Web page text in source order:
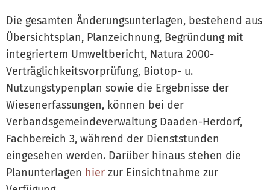
Die gesamten Änderungsunterlagen, bestehend aus
Übersichtsplan, Planzeichnung, Begründung mit
integriertem Umweltbericht, Natura 2000-
Verträglichkeitsvorprüfung, Biotop- u.
Nutzungstypenplan sowie die Ergebnisse der
Wiesenerfassungen, können bei der
Verbandsgemeindeverwaltung Daaden-Herdorf,
Fachbereich 3, während der Dienststunden
eingesehen werden. Darüber hinaus stehen die
Planunterlagen hier zur Einsichtnahme zur